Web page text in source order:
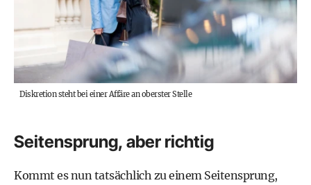
Diskretion steht bei einer Affäre an oberster Stelle
Seitensprung, aber richtig
Kommt es nun tatsächlich zu einem Seitensprung,